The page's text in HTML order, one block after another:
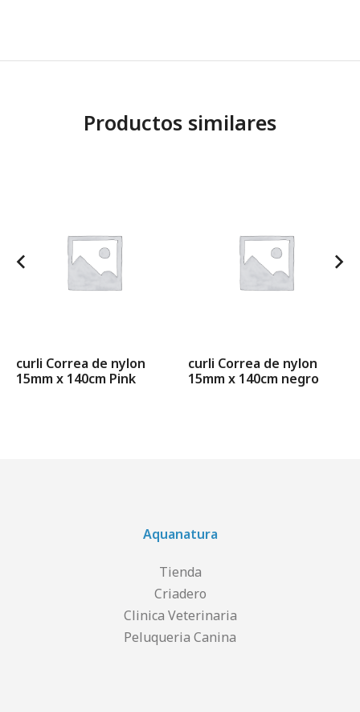
Productos similares
curli Correa de nylon
15mm x 140cm Pink
curli Correa de nylon
15mm x 140cm negro
Aquanatura
Tienda
Criadero
Clinica Veterinaria
Peluqueria Canina